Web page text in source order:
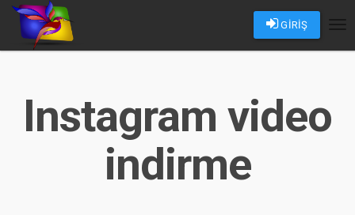
GİRİŞ
Instagram video
indirme